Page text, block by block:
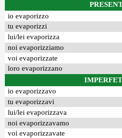
io evaporizzo
tu evaporizzi
lui/lei evaporizza
noi evaporizziamo
voi evaporizzate
loro evaporizzano
io evaporizzavo
tu evaporizzavi
lui/lei evaporizzava
noi evaporizzavamo
voi evaporizzavate